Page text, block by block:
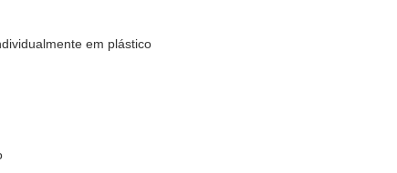
em plástico